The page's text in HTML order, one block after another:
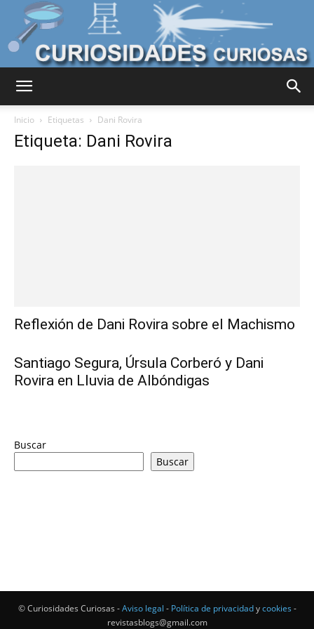
Inicio Etiquetas Dani Rovira
Etiqueta: Dani Rovira
Reflexión de Dani Rovira sobre el Machismo
Santiago Segura, Úrsula Corberó y Dani
Rovira en Lluvia de Albóndigas
Buscar
Buscar
© Curiosidades Curiosas -Aviso legal - Política de privacidadycookies -
revistasblogs@gmail.com